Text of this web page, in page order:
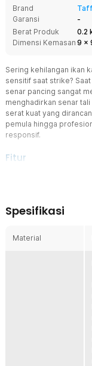
Brand
Garansi
-
Berat Produk
0.2
Dimensi Kemasan 9 x
Sering kehilangan ikan
sensitif saat strike?
senar pancing sangat
menghadirkan senar
serat kuat yang
pemula hingga
responsif.
Fitur
Anyaman PE 4
Struktur ini
trip mancing berat.
Karakter low stretch
sigap dan akurat.
maupun bottom
Diameter Tipis,
Meski kuat, senar
hambatan udara dan
lebih jauh dan lebih
Spesifikasi
Material